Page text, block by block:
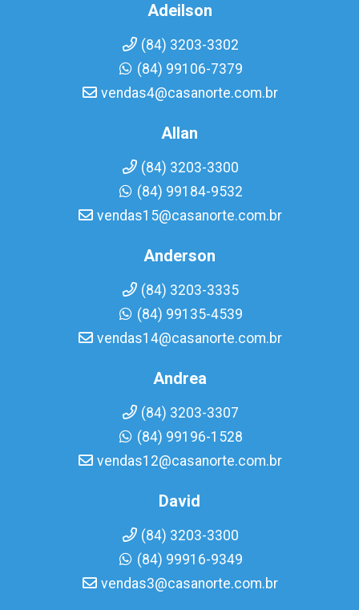
Adeilson
(84) 3203-3302
(84) 99106-7379
vendas4@casanorte.com.br
Allan
(84) 3203-3300
(84) 99184-9532
vendas15@casanorte.com.br
Anderson
(84) 3203-3335
(84) 99135-4539
vendas14@casanorte.com.br
Andrea
(84) 3203-3307
(84) 99196-1528
vendas12@casanorte.com.br
David
(84) 3203-3300
(84) 99916-9349
vendas3@casanorte.com.br